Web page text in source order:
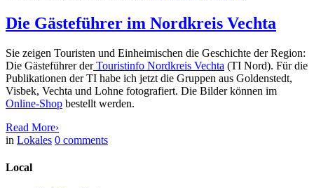
Die Gästeführer im Nordkreis Vechta
Sie zeigen Touristen und Einheimischen die Geschichte der Region:
Die Gästeführer derTouristinfo Nordkreis Vechta (TI Nord). Für die
Publikationen der TI habe ich jetzt die Gruppen aus Goldenstedt,
Visbek, Vechta und Lohne fotografiert. Die Bilder können im
Online-Shop bestellt werden.
Read More›
in Lokales 0 comments
Local